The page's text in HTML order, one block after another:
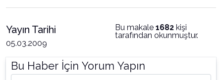
Yayın Tarihi
05.03.2009
Bu makale 1682 kişi
tarafından okunmuştur.
Bu Haber İçin Yorum Yapın